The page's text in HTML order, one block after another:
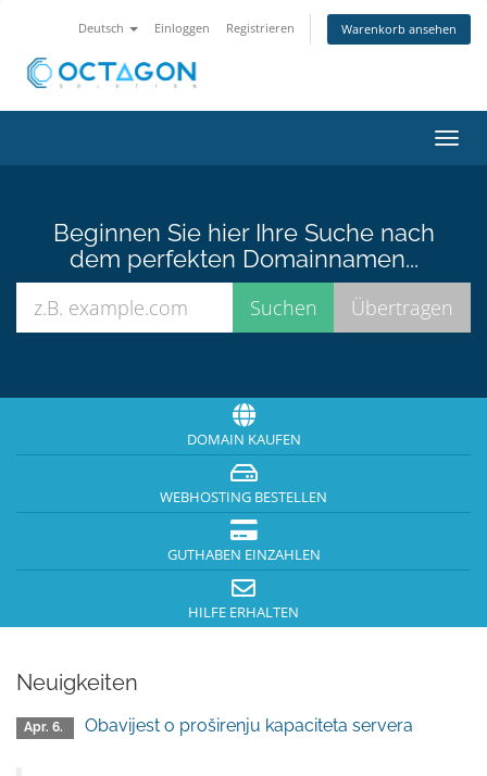
Deutsch Einloggen Registrieren Warenkorb ansehen
ein-/
Beginnen Sie hier Ihre Suche nach
dem perfekten Domainnamen...
DOMAIN KAUFEN
WEBHOSTING BESTELLEN
GUTHABEN EINZAHLEN
HILFE ERHALTEN
Neuigkeiten
Apr. 6. Obavijest o proširenju kapaciteta servera